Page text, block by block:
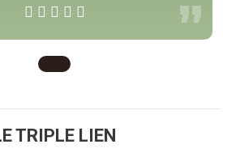
”
TRIPLE LIEN